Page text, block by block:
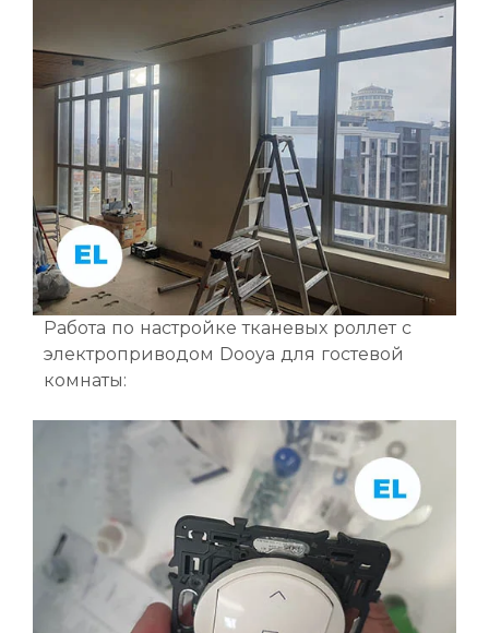
Работа по настройке тканевых роллет с
электроприводом Dooya для гостевой
комнаты: